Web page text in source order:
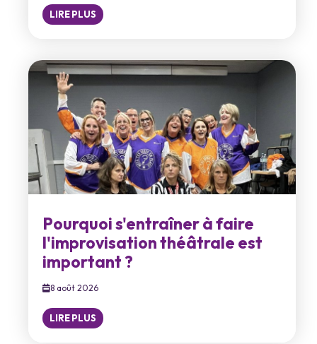
LIRE PLUS
Pourquoi s'entraîner à faire
l'improvisation théâtrale est
important ?
8 août 2026
LIRE PLUS